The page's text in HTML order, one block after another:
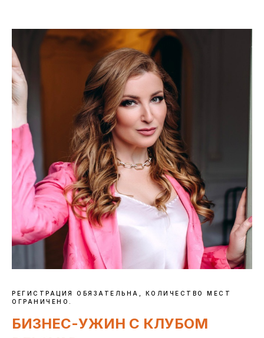
РЕГИСТРАЦИЯ ОБЯЗАТЕЛЬНА, КОЛИЧЕСТВО МЕСТ
ОГРАНИЧЕНО.
БИЗНЕС-УЖИН С КЛУБОМ